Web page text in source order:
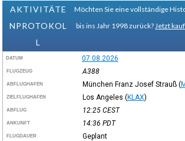
AKTIVITÄTE
NPROTOKOL
L
Möchten Sie eine vollständige
bis ins Jahr 1998 zurück? Jetzt
DATUM 07.08.2026
FLUGZEUG A388
ABFLUGHAFEN München Franz Josef Strauß (
ZIELFLUGHAFEN Los Angeles (KLAX)
ABFLUG 12:25 CEST
ANKUNFT 14:36 PDT
FLUGDAUER Geplant